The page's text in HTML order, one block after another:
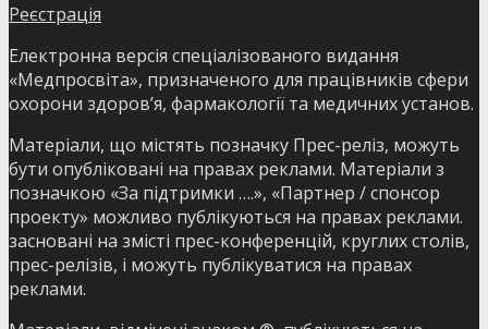
Реєстрація
Електронна версія спеціалізованого видання
«Медпросвіта», призначеного для працівників сфери
охорони здоров’я, фармакології та медичних установ.
Матеріали, що містять позначку Прес-реліз, можуть
бути опубліковані на правах реклами. Матеріали з
позначкою «За підтримки ….», «Партнер / спонсор
проекту» можливо публікуються на правах реклами.
засновані на змісті прес-конференцій, круглих столів,
прес-релізів, і можуть публікуватися на правах
реклами.